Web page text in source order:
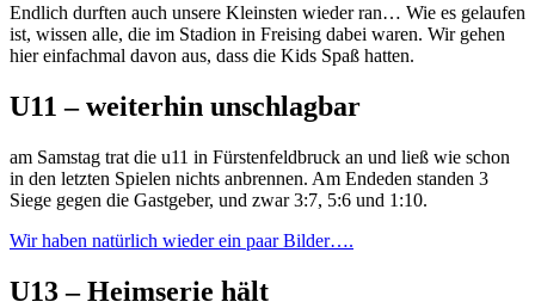
Endlich durften auch unsere Kleinsten wieder ran… Wie es gelaufen
ist, wissen alle, die im Stadion in Freising dabei waren. Wir gehen
hier einfachmal davon aus, dass die Kids Spaß hatten.
U11 – weiterhin unschlagbar
am Samstag trat die u11 in Fürstenfeldbruck an und ließ wie schon
in den letzten Spielen nichts anbrennen. Am Endeden standen 3
Siege gegen die Gastgeber, und zwar 3:7, 5:6 und 1:10.
Wir haben natürlich wieder ein paar Bilder….
U13 – Heimserie hält